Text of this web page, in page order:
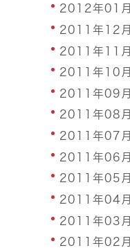
2012年01月
2011年12月
2011年11月
2011年10月
2011年09月
2011年08月
2011年07月
2011年06月
2011年05月
2011年04月
2011年03月
2011年02月